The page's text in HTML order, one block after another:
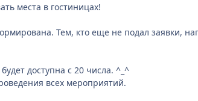
места в гостиницах!
Тем, кто еще не подал заявки,
доступна с 20 числа. ^_^
всех мероприятий.